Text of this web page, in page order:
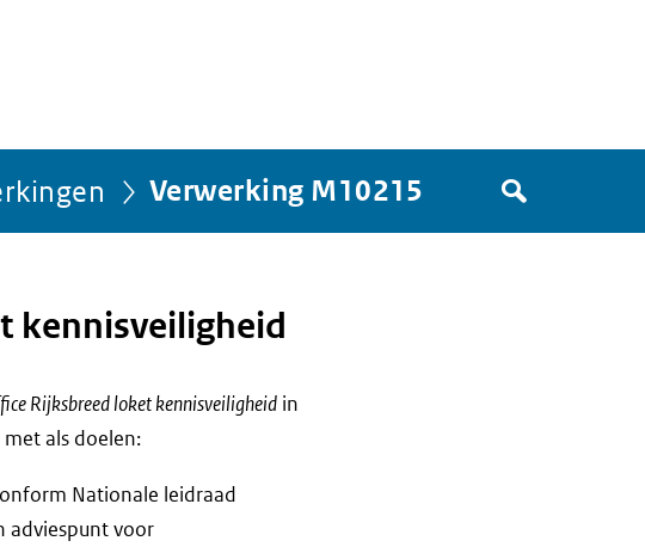
Verwerking M10215
Zoek
in
het
kennisveiligheid
Rijksbreed loket kennisveiligheid in
met als doelen:
Nationale leidraad
adviespunt voor